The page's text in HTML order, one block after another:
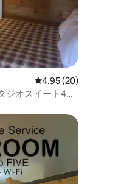
評価 レビュー20件、5つ星
4.95 (20)
ジオスイート4、